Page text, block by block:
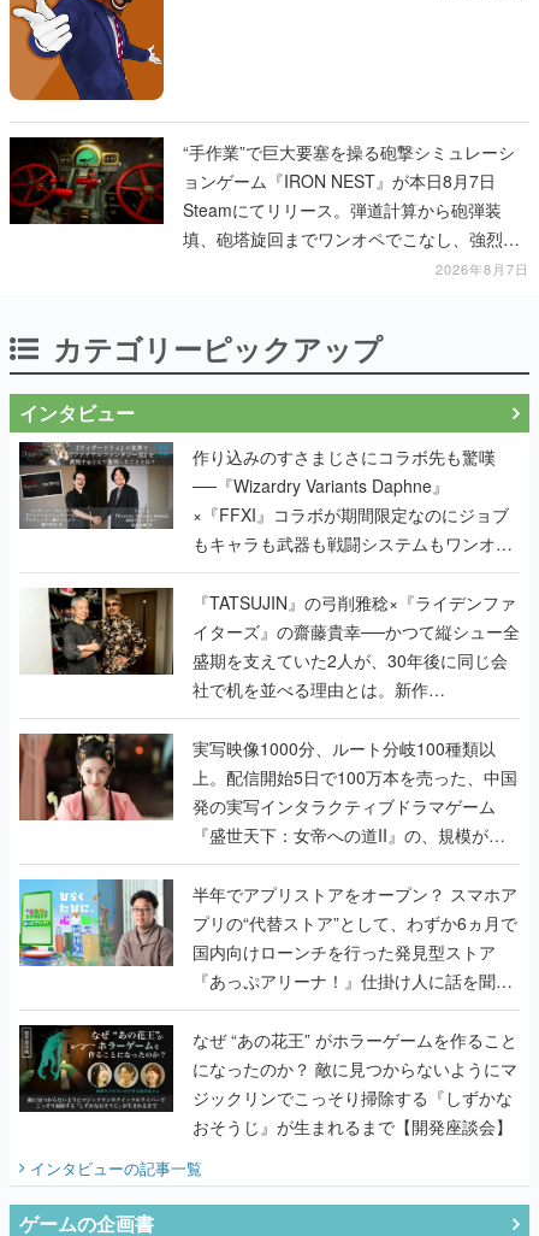
“手作業”で巨大要塞を操る砲撃シミュレーシ
ョンゲーム『IRON NEST』が本日8月7日
Steamにてリリース。弾道計算から砲弾装
填、砲塔旋回までワンオペでこなし、強烈な
一撃をブチかませるロマンある作品2026年8月7日
カテゴリーピックアップ
インタビュー
作り込みのすさまじさにコラボ先も驚嘆
──『Wizardry Variants Daphne』
×『FFXI』コラボが期間限定なのにジョブ
もキャラも武器も戦闘システムもワンオフ
で作り込まれた理由を両ディレクターに聞
く
『TATSUJIN』の弓削雅稔×『ライデンファ
イターズ』の齋藤貴幸──かつて縦シュー全
盛期を支えていた2人が、30年後に同じ会
社で机を並べる理由とは。新作
『TATSUJIN EXTREME』で初タッグを組
んだレジェンド2人に訊く開発秘話
実写映像1000分、ルート分岐100種類以
上。配信開始5日で100万本を売った、中国
発の実写インタラクティブドラマゲーム
『盛世天下：女帝への道II』の、規模が違
うこだわりをプロデューサーに聞いた
半年でアプリストアをオープン？ スマホア
プリの“代替ストア”として、わずか6ヵ月で
国内向けローンチを行った発見型ストア
『あっぷアリーナ！』仕掛け人に話を聞い
てみた
なぜ “あの花王” がホラーゲームを作ること
になったのか？ 敵に見つからないようにマ
ジックリンでこっそり掃除する『しずかな
おそうじ』が生まれるまで【開発座談会】
インタビューの記事一覧
ゲームの企画書